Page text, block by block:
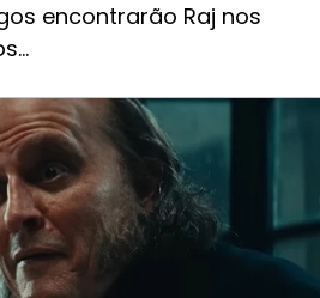
encontrarão Raj nos